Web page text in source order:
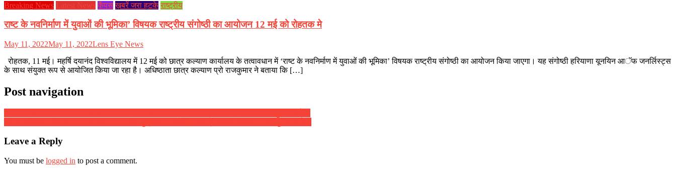
Breaking News Latest News कैंपस ख़बरें जरा हटके राष्ट्रीय
राष्ट के नवनिर्माण में युवाओं की भूमिका’ विषयक राष्ट्रीय संगोष्ठी का आयोजन 12 मई को रोहतक मे
May 11, 2022May 11, 2022Lens Eye News
रोहतक, 11 मई। महर्षि दयानंद विश्वविद्यालय में 12 मई को छात्र कल्याण कार्यालय के तत्वावधान में ‘राष्ट के नवनिर्माण में युवाओं की भूमिका’ विषयक राष्ट्रीय संगोष्ठी का आयोजन किया जाएगा। यह संगोष्ठी हरियाणा यूनयिन आॅफ जनर्लिस्ट्स
के साथ संयुक्त रूप से आयोजित किया जा रहा है। अधिष्ठाता छात्र कल्याण प्रो राजकुमार ने बताया कि […]
Post navigation
Leave a Reply
You must be logged in to post a comment.